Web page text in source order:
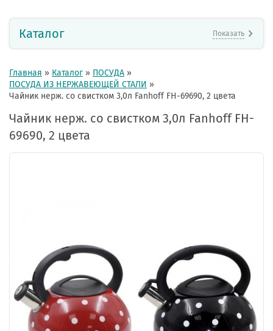
Каталог Показать
Главная » Каталог » ПОСУДА »
ПОСУДА ИЗ НЕРЖАВЕЮЩЕЙ СТАЛИ »
Чайник нерж. со свистком 3,0л Fanhoff FH-69690, 2 цвета
Чайник нерж. со свистком 3,0л Fanhoff FH-
69690, 2 цвета